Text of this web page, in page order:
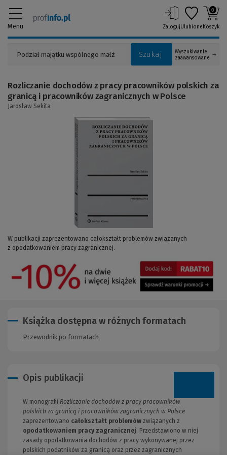
Menu
Szukaj
Wyszukiwanie
zaawansowane
ZalogujUlubione
0
Koszyk
(Link
W publikacji zaprezentowano całokształt problemów związanych
z opodatkowaniem pracy zagranicznej.
Rozliczanie dochodów z pracy pracowników polskich za
granicą i pracowników zagranicznych w Polsce
Jarosław Sekita
Opis publikacji
W monografii Rozliczanie dochodów z pracy pracowników
polskich za granicą i pracowników zagranicznych w Polsce
zaprezentowano całokształt problemów związanych z
opodatkowaniem pracy zagranicznej. Przedstawiono w niej
zasady opodatkowania dochodów z pracy wykonywanej przez
polskich podatników za granicą oraz przez zagranicznych
Książka dostępna w różnych formatach
Przewodnik po formatach